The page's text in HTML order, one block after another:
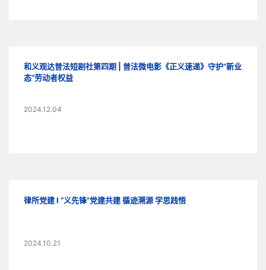
和义观达普法短剧社第四期 | 普法微电影《正义速递》守护“新业
态”劳动者权益
2024.12.04
律所党建 I “义先锋”党建共建 循迹溯源 学思践悟
2024.10.21